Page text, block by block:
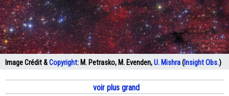
Image Crédit &Copyright: M. Petrasko, M. Evenden,U. Mishra(Insight Obs.)
voir plus grand